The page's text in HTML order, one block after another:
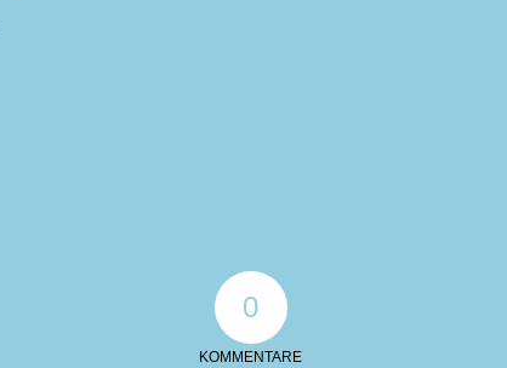
0
KOMMENTARE